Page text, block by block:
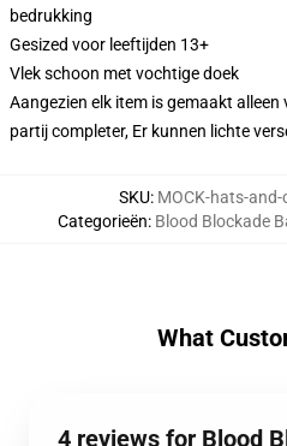
bedrukking
Gesized voor leeftijden 13+
Vlek schoon met vochtige doek
Aangezien elk item is gemaakt
partij completer, Er kunnen lichte
SKU: MOCK-hats-
Categorieën: Blood Blockade
What
4 reviews for Blood